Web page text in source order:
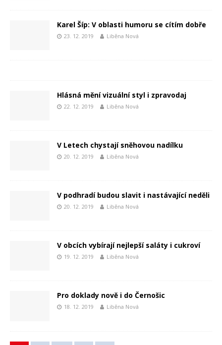
Karel Šíp: V oblasti humoru se cítím dobře
23. 12. 2019 Liběna Nová
Hlásná mění vizuální styl i zpravodaj
22. 12. 2019 Liběna Nová
V Letech chystají sněhovou nadílku
20. 12. 2019 Liběna Nová
V podhradí budou slavit i nastávající neděli
20. 12. 2019 Liběna Nová
V obcích vybírají nejlepší saláty i cukroví
19. 12. 2019 Liběna Nová
Pro doklady nově i do Černošic
18. 12. 2019 Liběna Nová